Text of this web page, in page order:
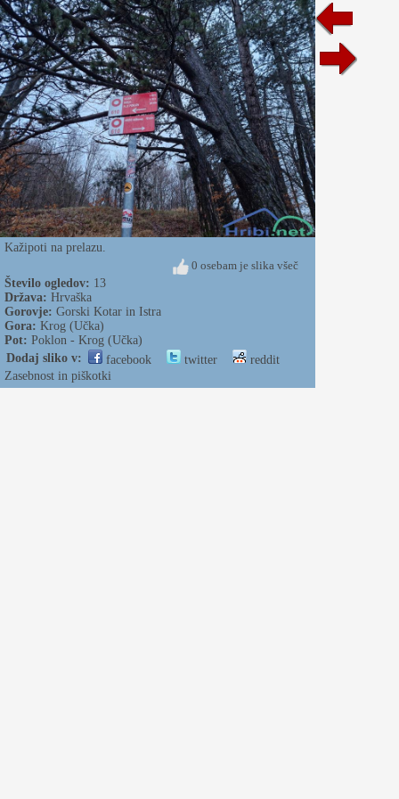
Kažipoti na prelazu.
0 osebam je slika všeč
Število ogledov: 13
Država: Hrvaška
Gorovje: Gorski Kotar in Istra
Gora: Krog (Učka)
Pot: Poklon - Krog (Učka)
Dodaj sliko v:
facebook twitter
reddit
Zasebnost in piškotki